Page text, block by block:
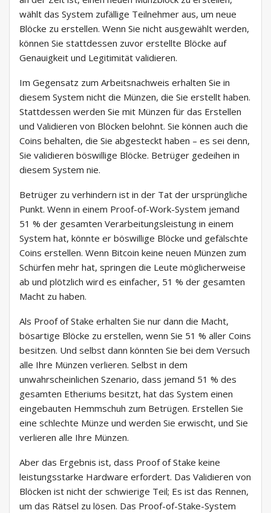
wählt das System zufällige Teilnehmer aus, um neue
Blöcke zu erstellen. Wenn Sie nicht ausgewählt werden,
können Sie stattdessen zuvor erstellte Blöcke auf
Genauigkeit und Legitimität validieren.
Im Gegensatz zum Arbeitsnachweis erhalten Sie in
diesem System nicht die Münzen, die Sie erstellt haben.
Stattdessen werden Sie mit Münzen für das Erstellen
und Validieren von Blöcken belohnt. Sie können auch die
Coins behalten, die Sie abgesteckt haben – es sei denn,
Sie validieren böswillige Blöcke. Betrüger gedeihen in
diesem System nie.
Betrüger zu verhindern ist in der Tat der ursprüngliche
Punkt. Wenn in einem Proof-of-Work-System jemand
51 % der gesamten Verarbeitungsleistung in einem
System hat, könnte er böswillige Blöcke und gefälschte
Coins erstellen. Wenn Bitcoin keine neuen Münzen zum
Schürfen mehr hat, springen die Leute möglicherweise
ab und plötzlich wird es einfacher, 51 % der gesamten
Macht zu haben.
Als Proof of Stake erhalten Sie nur dann die Macht,
bösartige Blöcke zu erstellen, wenn Sie 51 % aller Coins
besitzen. Und selbst dann könnten Sie bei dem Versuch
alle Ihre Münzen verlieren. Selbst in dem
unwahrscheinlichen Szenario, dass jemand 51 % des
gesamten Etheriums besitzt, hat das System einen
eingebauten Hemmschuh zum Betrügen. Erstellen Sie
eine schlechte Münze und werden Sie erwischt, und Sie
verlieren alle Ihre Münzen.
Aber das Ergebnis ist, dass Proof of Stake keine
leistungsstarke Hardware erfordert. Das Validieren von
Blöcken ist nicht der schwierige Teil; Es ist das Rennen,
um das Rätsel zu lösen. Das Proof-of-Stake-System